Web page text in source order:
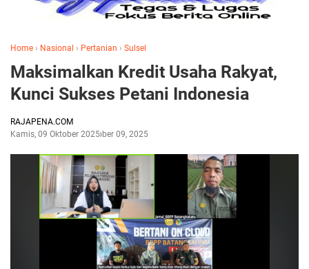
Home › Nasional › Pertanian › Sulsel
Maksimalkan Kredit Usaha Rakyat,
Kunci Sukses Petani Indonesia
RAJAPENA.COM
Kamis, 09 Oktober 2025Oktober 09, 2025